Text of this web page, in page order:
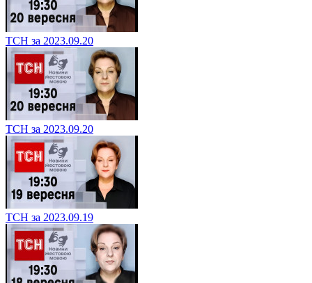
ТСН за 2023.09.20
ТСН за 2023.09.20
ТСН за 2023.09.19